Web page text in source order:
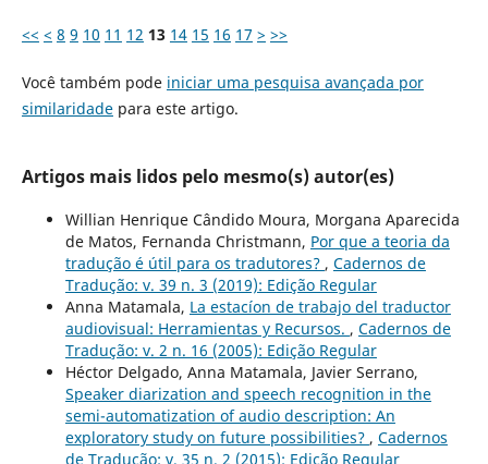
<< < 8 9 10 11 12 13 14 15 16 17 > >>
Você também pode iniciar uma pesquisa avançada por
similaridadepara este artigo.
Artigos mais lidos pelo mesmo(s) autor(es)
Willian Henrique Cândido Moura, Morgana Aparecida
de Matos, Fernanda Christmann, Por que a teoria da
tradução é útil para os tradutores? , Cadernos de
Tradução: v. 39 n. 3 (2019): Edição Regular
Anna Matamala, La estacíon de trabajo del traductor
audiovisual: Herramientas y Recursos. , Cadernos de
Tradução: v. 2 n. 16 (2005): Edição Regular
Héctor Delgado, Anna Matamala, Javier Serrano,
Speaker diarization and speech recognition in the
semi-automatization of audio description: An
exploratory study on future possibilities? , Cadernos
de Tradução: v. 35 n. 2 (2015): Edição Regular